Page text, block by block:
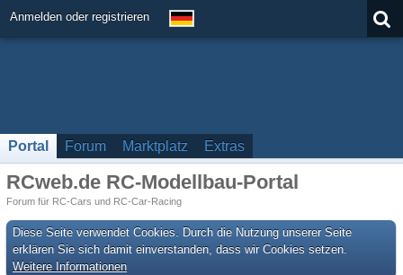
Anmelden oder registrieren
Portal Forum Marktplatz Extras
RCweb.de RC-Modellbau-Portal
Forum für RC-Cars und RC-Car-Racing
Diese Seite verwendet Cookies. Durch die Nutzung unserer Seite
erklären Sie sich damit einverstanden, dass wir Cookies setzen.
Weitere Informationen